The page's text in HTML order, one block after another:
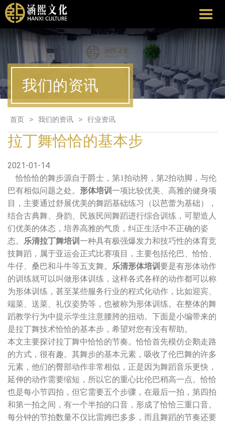
涵
化
我们的资讯
首页 > 我们的资讯 > 行业资讯
拉丁舞恰恰的基本步
2021-01-14
恰恰恰的舞步源自于爵士，第1拍动胯，第2拍动脚，与伦
巴有相似问题之处。 形体培训 一项比较优美、高雅的健身项
目，主要通过舒展优美的舞蹈基础练习（以芭蕾为基础），
结合古典舞、身韵、民族民间舞蹈进行综合训练，可塑造人
们优美的体态，培养高雅的气质，纠正生活中不正确的姿
态。 乐清拉丁舞培训 一种具有极强爆发力和技巧性的体育竞
技舞蹈，属于亚运会正式比赛项目，主要包括伦巴、恰恰、
牛仔、桑巴和斗牛等五支舞。 乐清形体培训 要是有形体动作
的训练就可以叫做形体训练，这样各式各样的动作都可以称
为形体训练，甚至某些服务行业的程式化动作，比如迎宾、
端菜、送菜、礼仪姿势等，也被称为形体训练。在整体的舞
蹈教学行为中提示学生注意腰胯的扭动。下面是小编带来的
是拉丁舞技术恰恰的基本步，希望对您有没有帮助。
本文主要探讨拉丁舞中恰恰的节奏。恰恰首先模仿企鹅走路
的方式，很有趣。其舞步的基本元素，吸收了伦巴舞的许多
元素，他们的臀部动作非常相似，正是因为舞蹈音乐更快，
延伸的动作需要缩短，所以它的重心比伦巴稍高一点。恰恰
也是每小节四拍，但它需要五个步骤，在最后一拍，第四拍
和第一拍之间，有一个半拍的口音，形成了恰恰三重口音。
每分钟的节拍数量不仅比雷姆巴多多，而且舞蹈的节奏还要